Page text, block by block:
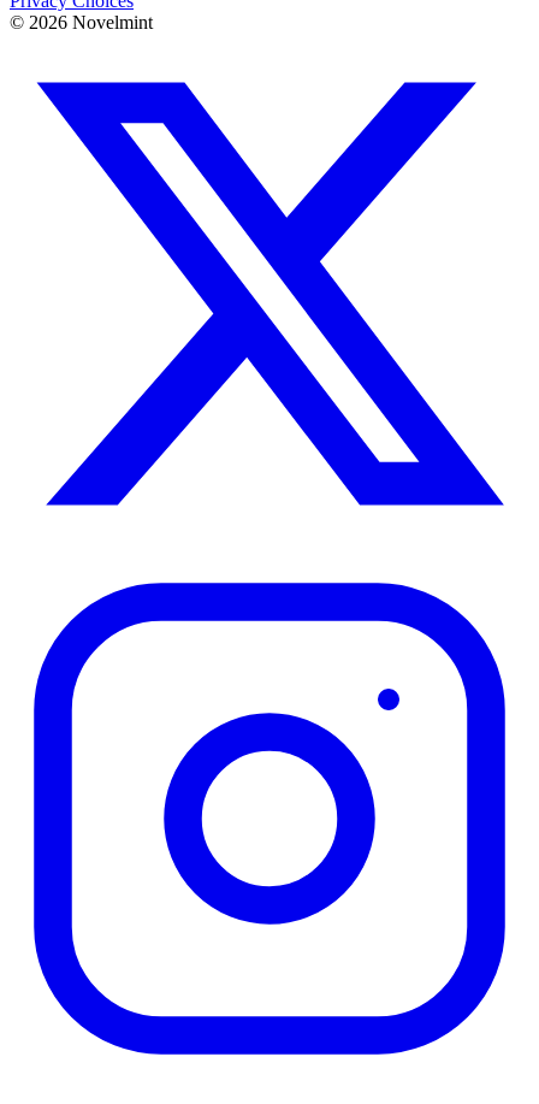
© 2026 Novelmint